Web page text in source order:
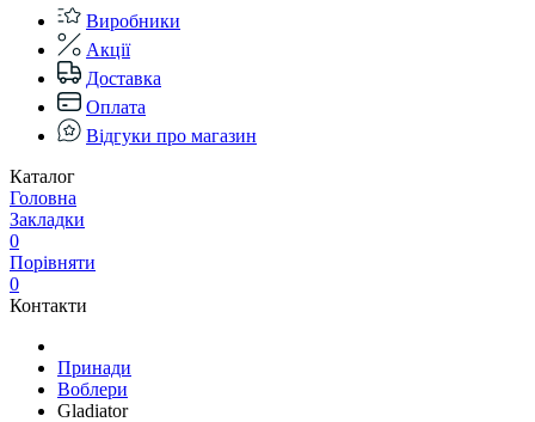
Виробники
Акції
Доставка
Оплата
Відгуки про магазин
Каталог
Головна
Закладки
0
Порівняти
0
Контакти
Принади
Воблери
Gladiator